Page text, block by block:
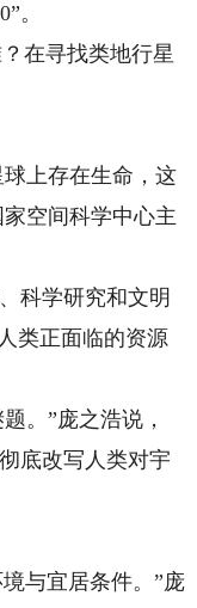
。
在寻找类地行星
上存在生命，这
空间科学中心主
科学研究和文明
类正面临的资源
。”庞之浩说，
底改写人类对宇
与宜居条件。”庞